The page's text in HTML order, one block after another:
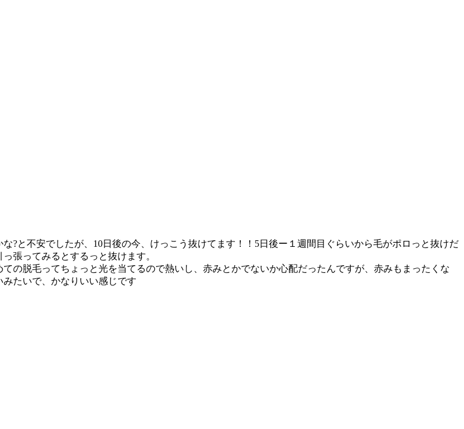
?と不安でしたが、10日後の今、けっこう抜けてます！！5日後ー１週間目ぐらいから毛がポロっと抜けだ
張ってみるとするっと抜けます。
の脱毛ってちょっと光を当てるので熱いし、赤みとかでないか心配だったんですが、赤みもまったくな
たいで、かなりいい感じです